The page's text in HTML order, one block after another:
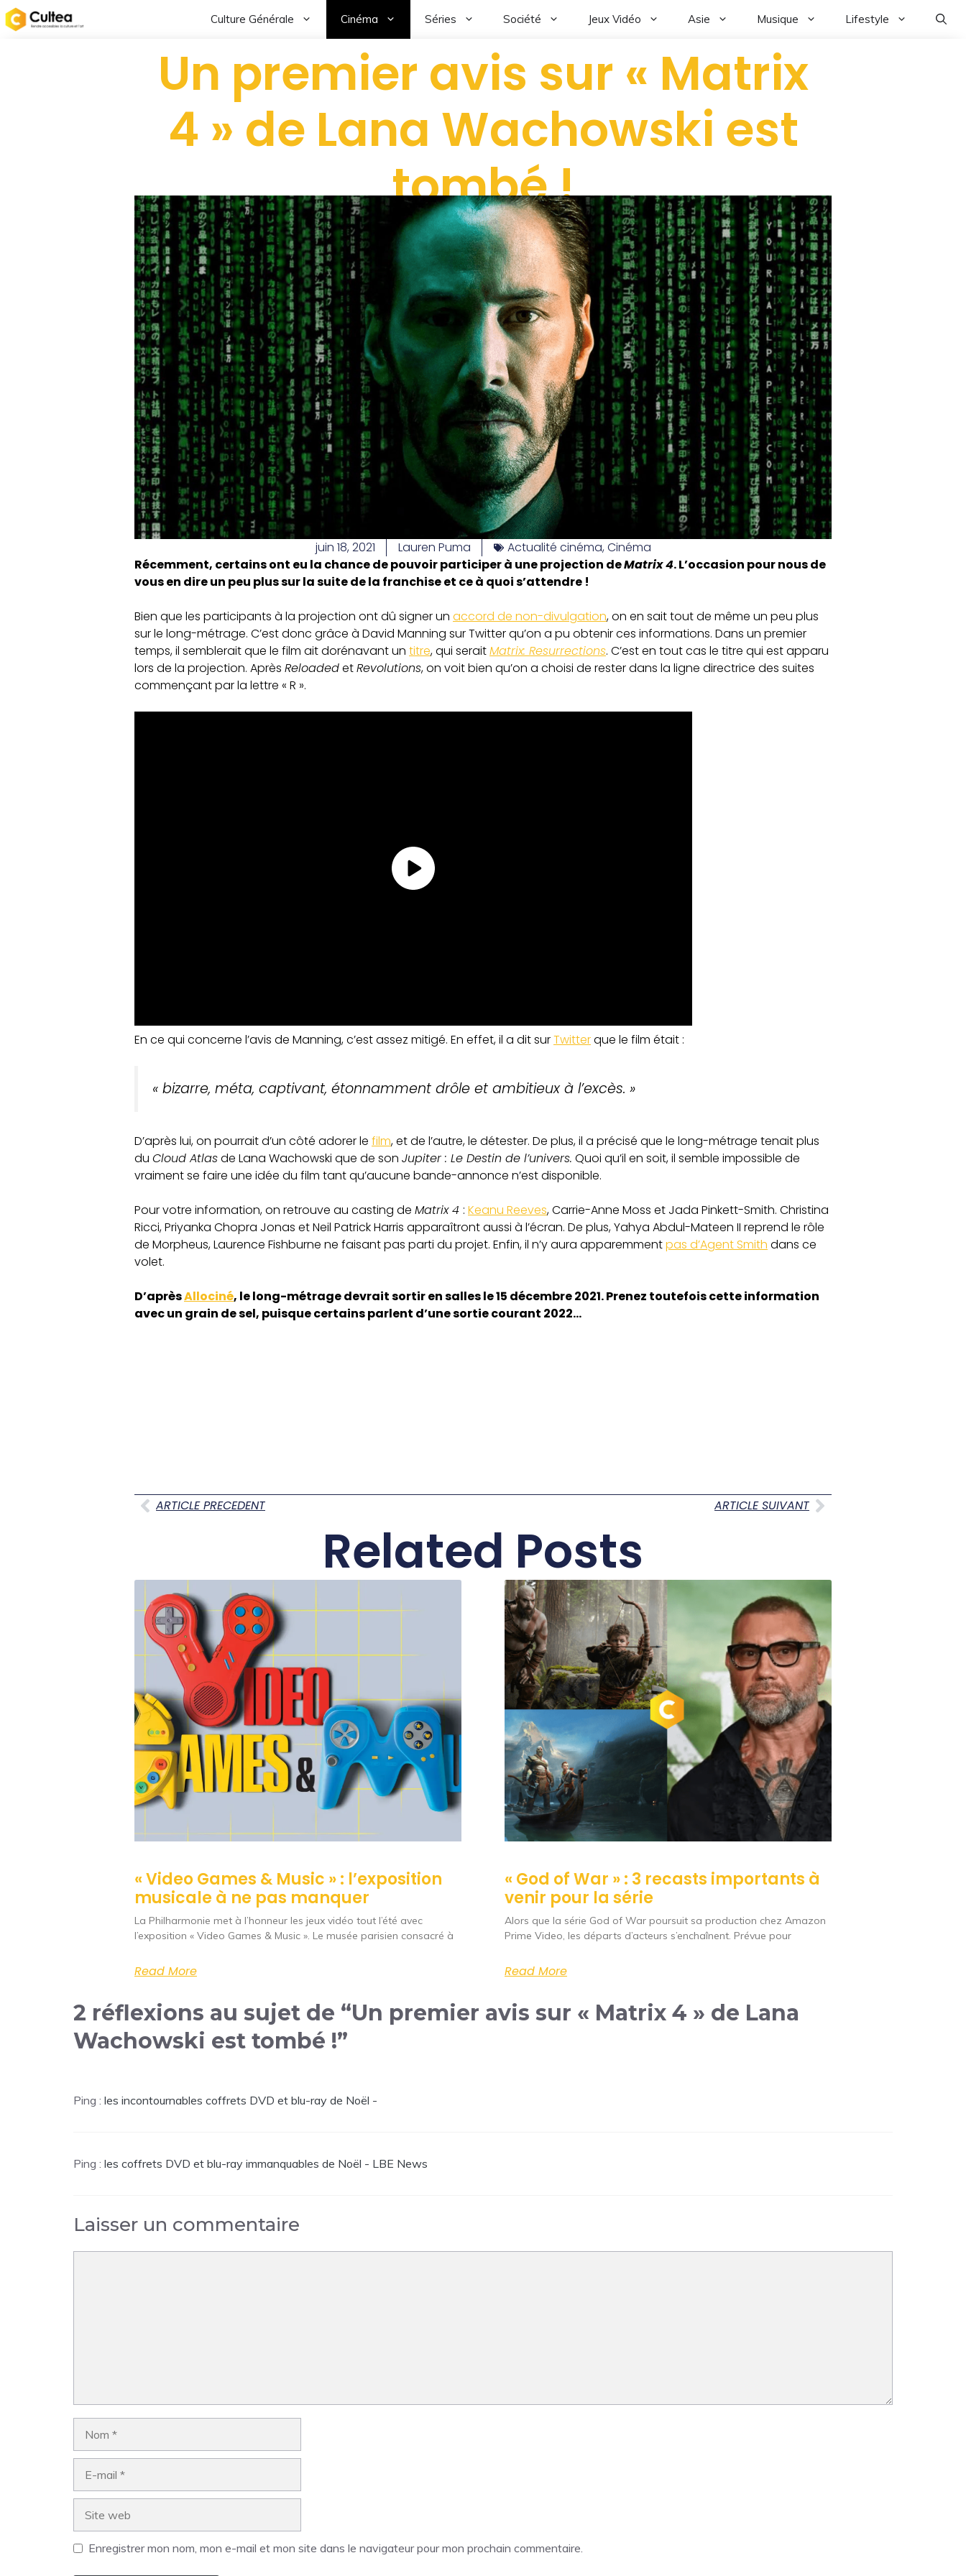
Culture Générale Cinéma Séries Société Jeux Vidéo Asie Musique Lifestyle
Un premier avis sur « Matrix
4 » de Lana Wachowski est
tombé !
juin 18, 2021 Lauren Puma Actualité cinéma,Cinéma
Récemment, certains ont eu la chance de pouvoir participer à une projection deMatrix 4. L’occasion pour nous de
vous en dire un peu plus sur la suite de la franchise et ce à quoi s’attendre !
Bien que les participants à la projection ont dû signer un accord de non-divulgation, on en sait tout de même un peu plus
sur le long-métrage. C’est donc grâce à David Manning sur Twitter qu’on a pu obtenir ces informations. Dans un premier
temps, il semblerait que le film ait dorénavant un titre, qui seraitMatrix: Resurrections. C’est en tout cas le titre qui est apparu
lors de la projection. Après ReloadedetRevolutions, on voit bien qu’on a choisi de rester dans la ligne directrice des suites
commençant par la lettre « R ».
En ce qui concerne l’avis de Manning, c’est assez mitigé. En effet, il a dit surTwitterque le film était :
« bizarre, méta, captivant, étonnamment drôle et ambitieux à l’excès. »
D’après lui, on pourrait d’un côté adorer le film, et de l’autre, le détester. De plus, il a précisé que le long-métrage tenait plus
du Cloud Atlasde Lana Wachowski que de son Jupiter : Le Destin de l’univers. Quoi qu’il en soit, il semble impossible de
vraiment se faire une idée du film tant qu’aucune bande-annonce n’est disponible.
Pour votre information, on retrouve au casting de Matrix 4 : Keanu Reeves, Carrie-Anne Moss et Jada Pinkett-Smith. Christina
Ricci, Priyanka Chopra Jonas et Neil Patrick Harris apparaîtront aussi à l’écran. De plus, Yahya Abdul-Mateen II reprend le rôle
de Morpheus, Laurence Fishburne ne faisant pas parti du projet. Enfin, il n’y aura apparemmentpas d’Agent Smith dans ce
volet.
D’aprèsAllociné, le long-métrage devrait sortir en salles le 15 décembre 2021. Prenez toutefois cette information
avec un grain de sel, puisque certains parlent d’une sortie courant 2022…
ARTICLE PRECEDENT ARTICLE SUIVANT
Related Posts
« Video Games & Music » : l’exposition
musicale à ne pas manquer
La Philharmonie met à l’honneur les jeux vidéo tout l’été avec
l’exposition « Video Games & Music ». Le musée parisien consacré à
Read More
« God of War » : 3 recasts importants à
venir pour la série
Alors que la série God of War poursuit sa production chez Amazon
Prime Video, les départs d’acteurs s’enchaînent. Prévue pour
Read More
2 réflexions au sujet de “Un premier avis sur « Matrix 4 » de Lana
Wachowski est tombé !”
Ping : les incontournables coffrets DVD et blu-ray de Noël -
Ping : les coffrets DVD et blu-ray immanquables de Noël - LBE News
Laisser un commentaire
Enregistrer mon nom, mon e-mail et mon site dans le navigateur pour mon prochain commentaire.